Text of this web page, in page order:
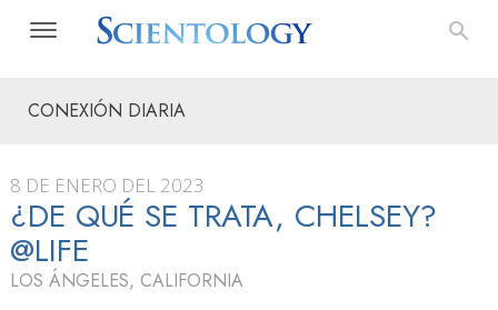
CONEXIÓN DIARIA
8 DE ENERO DEL 2023
¿DE QUÉ SE TRATA, CHELSEY?
@LIFE
LOS ÁNGELES, CALIFORNIA